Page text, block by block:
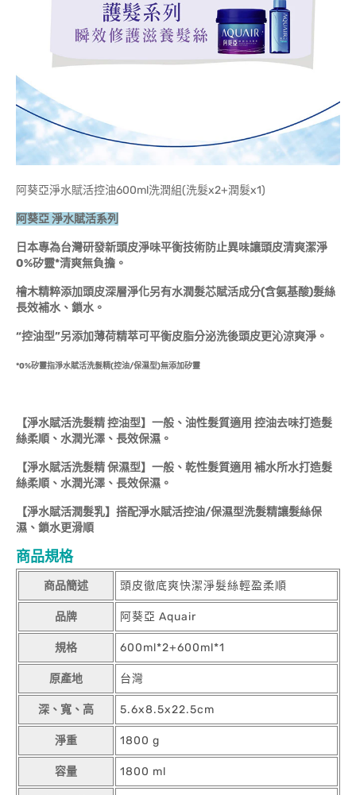
阿葵亞淨水賦活控油600ml洗潤組(洗髮x2+潤髮x1)
阿葵亞淨水賦活系列
日本專為台灣研發新頭皮淨味平衡技術防止異味讓頭皮清爽潔淨
0%矽靈*清爽無負擔。
檜木精粹添加頭皮深層淨化另有水潤髮芯賦活成分(含氨基酸)髮絲
長效補水、鎖水。
“控油型”另添加薄荷精萃可平衡皮脂分泌洗後頭皮更沁涼爽淨。
*0%矽靈指淨水賦活洗髮精(控油/保濕型)無添加矽靈
【淨水賦活洗髮精控油型】一般、油性髮質適用 控油去味打造髮
絲柔順、水潤光澤、長效保濕。
【淨水賦活洗髮精保濕型】一般、乾性髮質適用 補水所水打造髮
絲柔順、水潤光澤、長效保濕。
【淨水賦活潤髮乳】搭配淨水賦活控油/保濕型洗髮精讓髮絲保
濕、鎖水更滑順
商品規格
商品簡述 頭皮徹底爽快潔淨髮絲輕盈柔順
品牌 阿葵亞 Aquair
規格 600ml*2+600ml*1
原產地 台灣
深、寬、高 5.6x8.5x22.5cm
淨重 1800 g
容量 1800 ml